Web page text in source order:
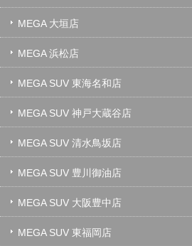
MEGA 大垣店
MEGA 浜松店
MEGA SUV 東海名和店
MEGA SUV 神戸大蔵谷店
MEGA SUV 清水鳥坂店
MEGA SUV 豊川御油店
MEGA SUV 大阪豊中店
MEGA SUV 東福岡店